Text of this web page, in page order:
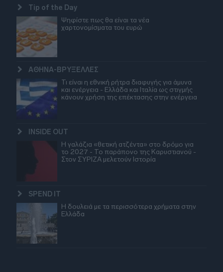
Tip of the Day
Ψηφίστε πως θα είναι τα νέα
χαρτονομίσματα του ευρώ
ΑΘΗΝΑ-ΒΡΥΞΕΛΛΕΣ
Τι είναι η εθνική ρήτρα διαφυγής για άμυνα
και ενέργεια - Ελλάδα και Ιταλία ως στιγμής
κάνουν χρήση της επέκτασης στην ενέργεια
INSIDE OUT
Η γαλάζια «θετική ατζέντα» στο δρόμο για
το 2027 - Το παράπονο της Καρυστιανού -
Στον ΣΥΡΙΖΑ μελετούν Ιστορία
SPEND IT
Η δουλειά με τα περισσότερα χρήματα στην
Ελλάδα